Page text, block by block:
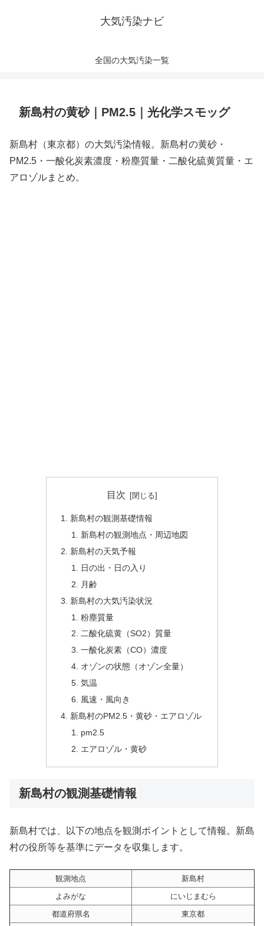
大気汚染ナビ
全国の大気汚染一覧
新島村の黄砂｜PM2.5｜光化学スモッグ
新島村（東京都）の大気汚染情報。新島村の黄砂・
PM2.5・一酸化炭素濃度・粉塵質量・二酸化硫黄質量・エ
アロゾルまとめ。
目次
新島村の観測基礎情報
新島村の観測地点・周辺地図
新島村の天気予報
日の出・日の入り
月齢
新島村の大気汚染状況
粉塵質量
二酸化硫黄（SO2）質量
一酸化炭素（CO）濃度
オゾンの状態（オゾン全量）
気温
風速・風向き
新島村のPM2.5・黄砂・エアロゾル
pm2.5
エアロゾル・黄砂
新島村の観測基礎情報
新島村では、以下の地点を観測ポイントとして情報。新島
村の役所等を基準にデータを収集します。
観測地点
新島村
よみがな
にいじまむら
都道府県名
東京都